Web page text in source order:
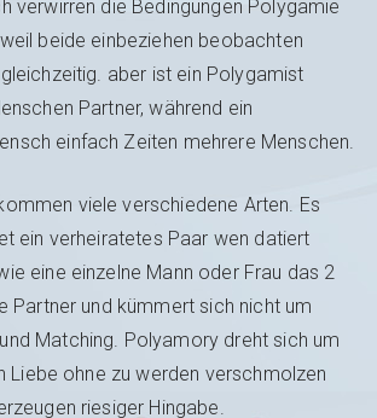
verwirren die Bedingungen Polygamie
beide einbeziehen beobachten
aber ist ein Polygamist
Partner, während ein
einfach Zeiten mehrere Menschen.
viele verschiedene Arten. Es
ein verheiratetes Paar wen datiert
eine einzelne Mann oder Frau das 2
Partner und kümmert sich nicht um
Matching. Polyamory dreht sich um
Liebe ohne zu werden verschmolzen
riesiger Hingabe.